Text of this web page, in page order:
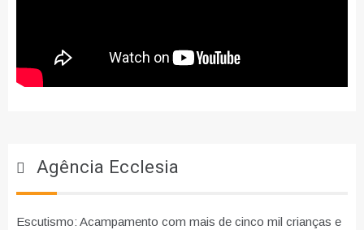
Agência Ecclesia
Escutismo: Acampamento com mais de cinco mil crianças e